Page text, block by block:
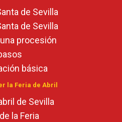
de Sevilla
de Sevilla
procesión
básica
la Feria de Abril
de Sevilla
la Feria